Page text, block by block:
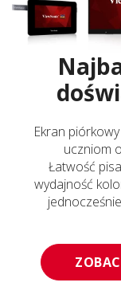
Ekran
uczniom
Łatwość
wydajność